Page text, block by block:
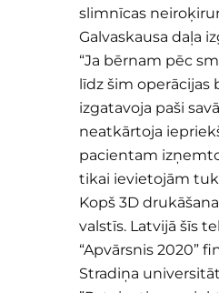
slimnīcas
Galvaskausa daļa
“Ja bērnam pēc
līdz šim
izgatavoja paši
neatkārtoja
pacientam
tikai ievietojām
Kopš 3D
valstīs. Latvijā šīs
“Apvārsnis 2020”
Stradiņa